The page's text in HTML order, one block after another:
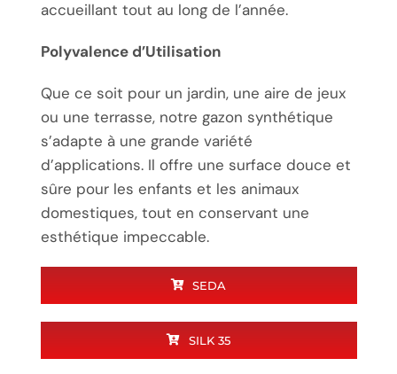
accueillant tout au long de l’année.
Polyvalence d’Utilisation
Que ce soit pour un jardin, une aire de jeux
ou une terrasse, notre gazon synthétique
s’adapte à une grande variété
d’applications. Il offre une surface douce et
sûre pour les enfants et les animaux
domestiques, tout en conservant une
esthétique impeccable.
SEDA
SILK 35